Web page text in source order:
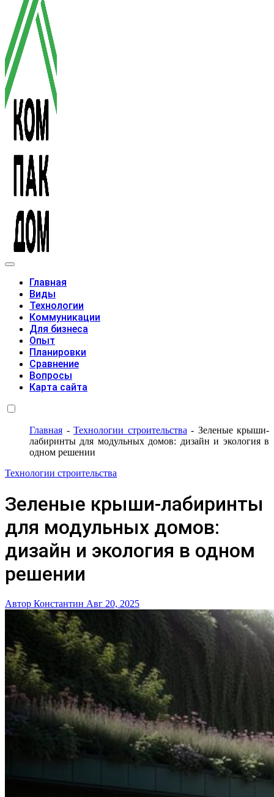
Главная
Виды
Технологии
Коммуникации
Для бизнеса
Опыт
Планировки
Сравнение
Вопросы
Карта сайта
Главная - Технологии строительства - Зеленые крыши-
лабиринты для модульных домов: дизайн и экология в
одном решении
Технологии строительства
Зеленые крыши-лабиринты
для модульных домов:
дизайн и экология в одном
решении
Автор Константин Авг 20, 2025